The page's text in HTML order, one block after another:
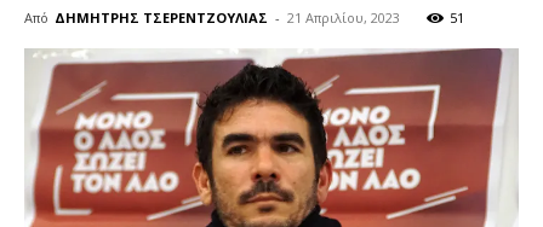
Από ΔΗΜΗΤΡΗΣ ΤΣΕΡΕΝΤΖΟΥΛΙΑΣ - 21 Απριλίου, 2023 51